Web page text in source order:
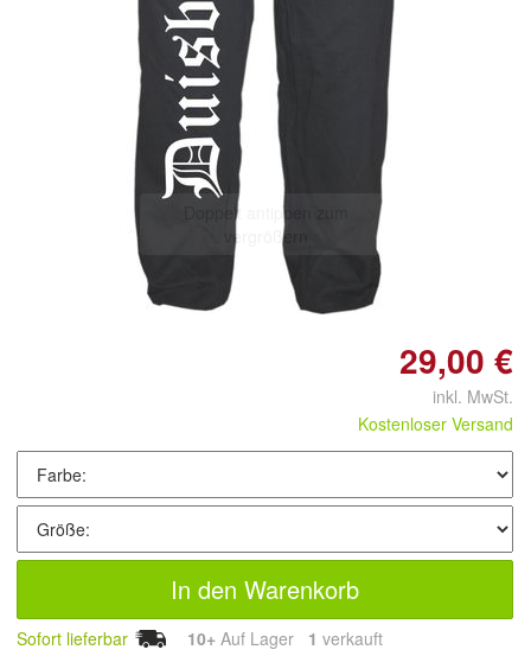
Doppelt antippen zum
vergrößern
29,00 €
inkl. MwSt.
Kostenloser Versand
In den Warenkorb
Sofort lieferbar 10+ Auf Lager 1 verkauft